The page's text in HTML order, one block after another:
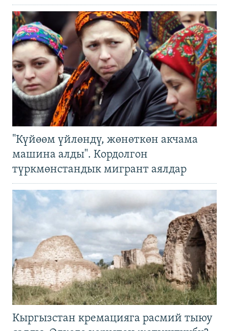
"Күйөөм үйлөндү, жөнөткөн акчама
машина алды". Кордолгон
түркмөнстандык мигрант аялдар
Кыргызстан кремацияга расмий тыюу